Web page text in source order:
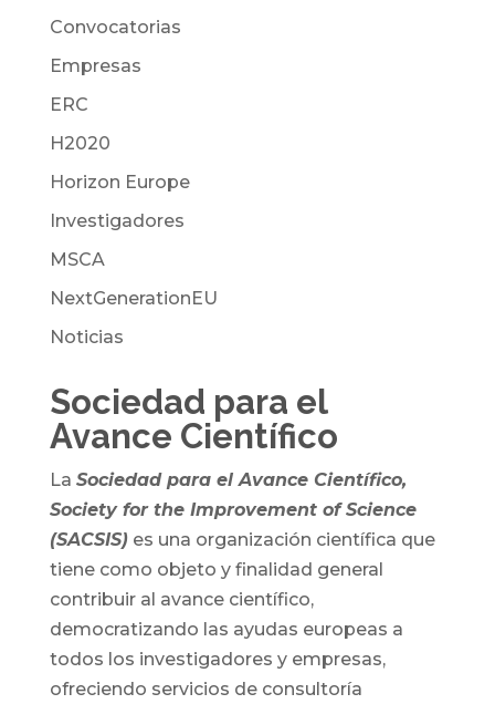
Convocatorias
Empresas
ERC
H2020
Horizon Europe
Investigadores
MSCA
NextGenerationEU
Noticias
Sociedad para el
Avance Científico
La Sociedad para el Avance Científico,
Society for the Improvement of Science
(SACSIS)es una organización científica que
tiene como objeto y finalidad general
contribuir al avance científico,
democratizando las ayudas europeas a
todos los investigadores y empresas,
ofreciendo servicios de consultoría